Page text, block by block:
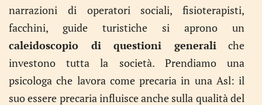
narrazioni di operatori sociali, fisioterapisti,
facchini, guide turistiche si aprono un
caleidoscopio di questioni generali che
investono tutta la società. Prendiamo una
psicologa che lavora come precaria in una Asl: il
suo essere precaria influisce anche sulla qualità del